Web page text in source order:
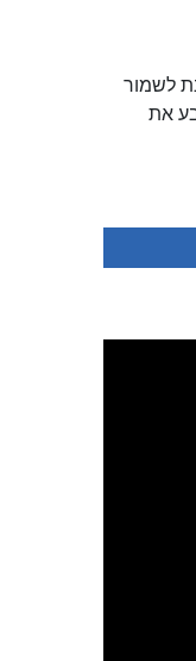
לשמור
את